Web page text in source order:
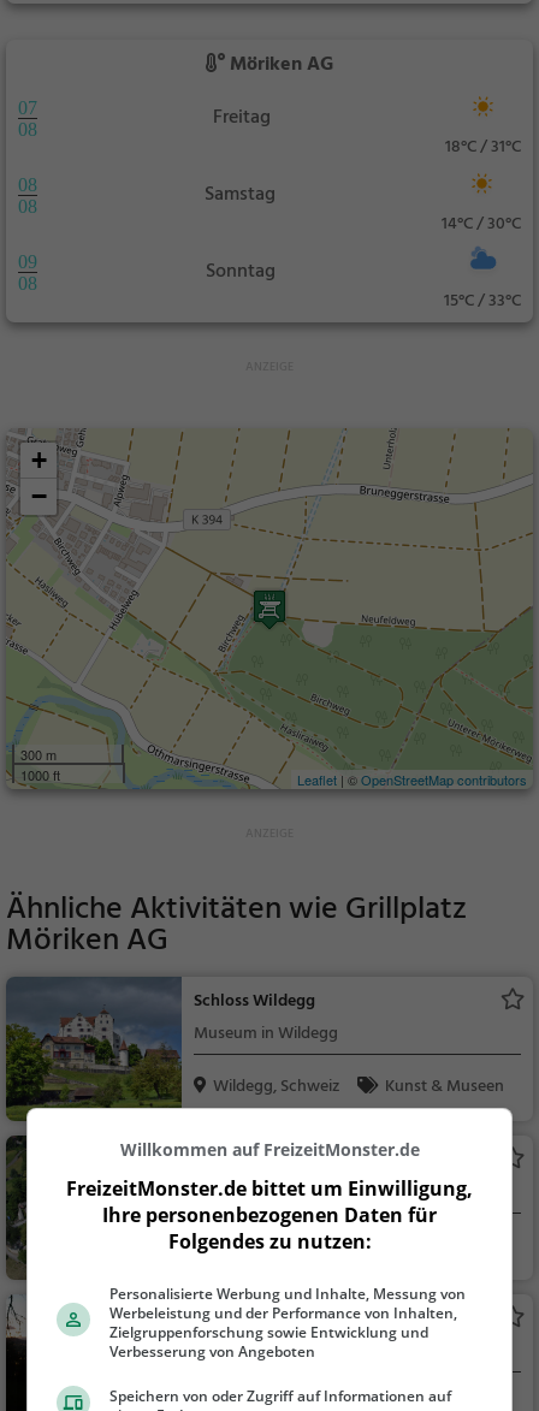
Möriken AG
07
08
Freitag
18°C / 31°C
08
08
Samstag
14°C / 30°C
09
08
Sonntag
15°C / 33°C
+
−
300 m
1000 ft
Leaflet | ©OpenStreetMap contributors
Ähnliche Aktivitäten wieGrillplatz
Möriken AG
Schloss Wildegg
Museum in Wildegg
Wildegg, Schweiz
Kunst & Museen
Schloss Lenzburg
Museum in Lenzburg
Lenzburg, Schweiz
Himmelsleiterli
Aussichtspunkt in Lenzburg
Lenzburg, Schweiz
Aussichtspunkt, F
Willkommen auf FreizeitMonster.de
FreizeitMonster.de bittet um Einwilligung,
Ihre personenbezogenen Daten für
Folgendes zu nutzen:
Personalisierte Werbung und Inhalte, Messung von
Werbeleistung und der Performance von Inhalten,
Zielgruppenforschung sowie Entwicklung und
Verbesserung von Angeboten
Speichern von oder Zugriff auf Informationen auf